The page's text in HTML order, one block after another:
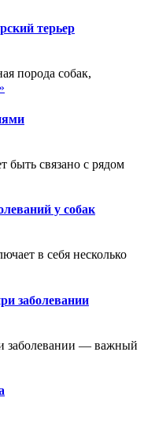
терьер
порода собак,
быть связано с рядом
у собак
в себя несколько
заболевании
заболевании — важный